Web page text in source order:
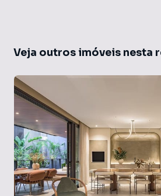
Veja outros imóveis nesta